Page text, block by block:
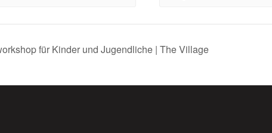
für Kinder und Jugendliche | The Village